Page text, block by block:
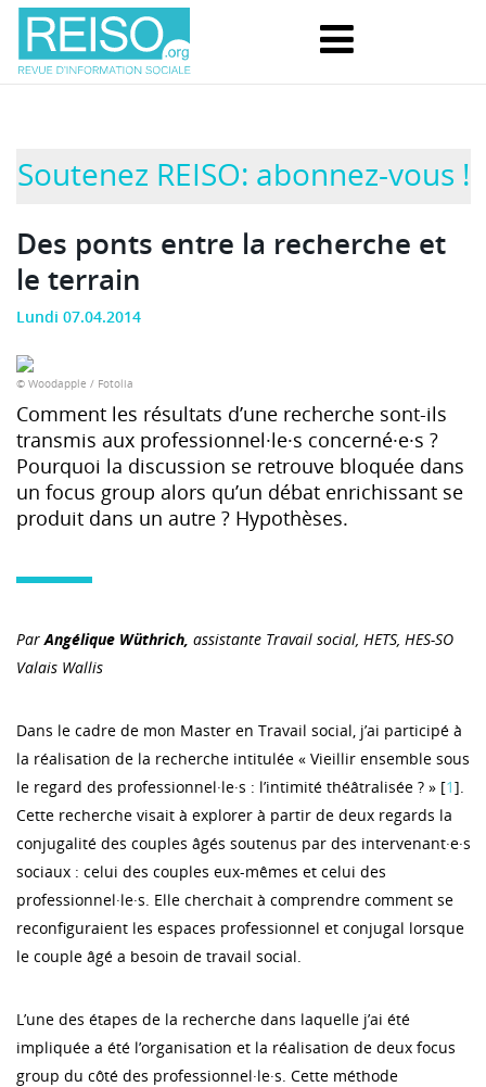
Soutenez REISO: abonnez-vous !
Des ponts entre la recherche et
le terrain
Lundi 07.04.2014
© Woodapple / Fotolia
Comment les résultats d’une recherche sont-ils
transmis aux professionnel·le·s concerné·e·s ?
Pourquoi la discussion se retrouve bloquée dans
un focus group alors qu’un débat enrichissant se
produit dans un autre ? Hypothèses.
Par Angélique Wüthrich, assistante Travail social, HETS, HES-SO
Valais Wallis
Dans le cadre de mon Master en Travail social, j’ai participé à
la réalisation de la recherche intitulée « Vieillir ensemble sous
le regard des professionnel·le·s : l’intimité théâtralisée ? » [1].
Cette recherche visait à explorer à partir de deux regards la
conjugalité des couples âgés soutenus par des intervenant·e·s
sociaux : celui des couples eux-mêmes et celui des
professionnel·le·s. Elle cherchait à comprendre comment se
reconfiguraient les espaces professionnel et conjugal lorsque
le couple âgé a besoin de travail social.
L’une des étapes de la recherche dans laquelle j’ai été
impliquée a été l’organisation et la réalisation de deux focus
group du côté des professionnel·le·s. Cette méthode